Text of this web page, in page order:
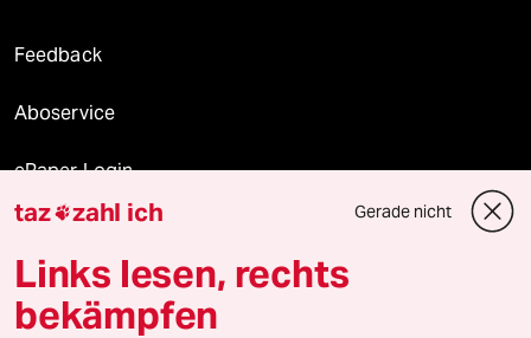
Feedback
Aboservice
ePaper Login
Downloads für Abonnierende
taz zahl ich Gerade nicht
Links lesen, rechts
bekämpfen